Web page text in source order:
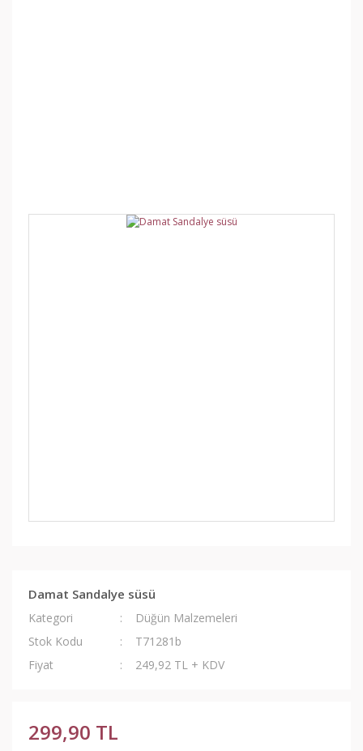
Damat Sandalye süsü
Kategori
Düğün Malzemeleri
Stok Kodu
T71281b
Fiyat
249,92 TL + KDV
299,90 TL